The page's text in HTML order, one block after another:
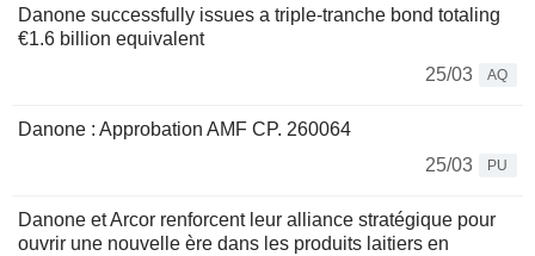
Danone successfully issues a triple-tranche bond totaling
€1.6 billion equivalent
25/03
AQ
Danone : Approbation AMF CP. 260064
25/03
PU
Danone et Arcor renforcent leur alliance stratégique pour
ouvrir une nouvelle ère dans les produits laitiers en